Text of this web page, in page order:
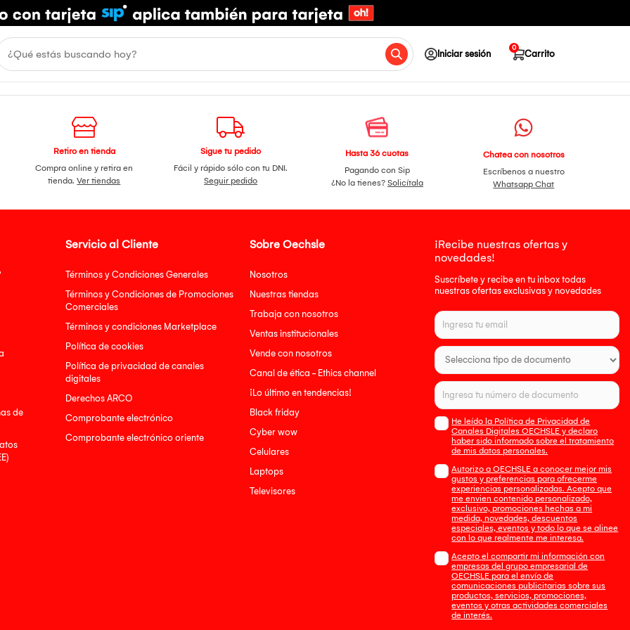
Iniciar sesión Carrito
0
Retiro en tienda
Compra online y retira en
tienda.Ver tiendas
Sigue tu pedido
Fácil y rápido sólo con tu DNI.
Seguir pedido
Hasta 36 cuotas
Pagando con Sip
¿No la tienes? Solicítala
Chatea con nosotros
Escríbenos a nuestro
Whatsapp Chat
de
Servicio al Cliente
Términos y Condiciones Generales
Términos y Condiciones de Promociones
Comerciales
Términos y condiciones Marketplace
Política de cookies
Política de privacidad de canales
digitales
Derechos ARCO
Comprobante electrónico
Comprobante electrónico oriente
Sobre Oechsle
Nosotros
Nuestras tiendas
Trabaja con nosotros
Ventas institucionales
Vende con nosotros
Canal de ética - Ethics channel
¡Lo último en tendencias!
Black friday
Cyber wow
Celulares
Laptops
Televisores
¡Recibe nuestras ofertas y
novedades!
Suscríbete y recibe en tu inbox todas
nuestras ofertas exclusivas y novedades
He leído la Política de Privacidad de
Canales Digitales OECHSLE y declaro
haber sido informado sobre el tratamiento
de mis datos personales.
Autorizo a OECHSLE a conocer mejor mis
gustos y preferencias para ofrecerme
experiencias personalizadas. Acepto que
me envien contenido personalizado,
exclusivo, promociones hechas a mi
medida, novedades, descuentos
especiales, eventos y todo lo que se alinee
con lo que realmente me interesa.
Acepto el compartir mi información con
empresas del grupo empresarial de
OECHSLE para el envío de
comunicaciones publicitarias sobre sus
productos, servicios, promociones,
eventos y otras actividades comerciales
de interés.